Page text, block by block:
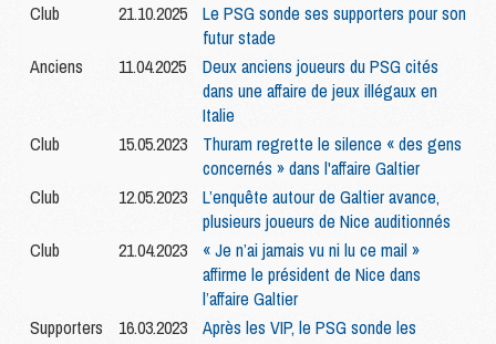
Club 21.10.2025
Le PSG sonde ses supporters pour son
futur stade
Anciens
11.04.2025
Deux anciens joueurs du PSG cités
dans une affaire de jeux illégaux en
Italie
Club
15.05.2023
Thuram regrette le silence « des gens
concernés » dans l'affaire Galtier
Club
12.05.2023
L’enquête autour de Galtier avance,
plusieurs joueurs de Nice auditionnés
Club
21.04.2023
« Je n’ai jamais vu ni lu ce mail »
affirme le président de Nice dans
l’affaire Galtier
Supporters
16.03.2023
Après les VIP, le PSG sonde les